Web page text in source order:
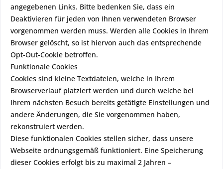
angegebenen Links. Bitte bedenken Sie, dass ein
Deaktivieren für jeden von Ihnen verwendeten Browser
vorgenommen werden muss. Werden alle Cookies in Ihrem
Browser gelöscht, so ist hiervon auch das entsprechende
Opt-Out-Cookie betroffen.
Funktionale Cookies
Cookies sind kleine Textdateien, welche in Ihrem
Browserverlauf platziert werden und durch welche bei
Ihrem nächsten Besuch bereits getätigte Einstellungen und
andere Änderungen, die Sie vorgenommen haben,
rekonstruiert werden.
Diese funktionalen Cookies stellen sicher, dass unsere
Webseite ordnungsgemäß funktioniert. Eine Speicherung
dieser Cookies erfolgt bis zu maximal 2 Jahren –